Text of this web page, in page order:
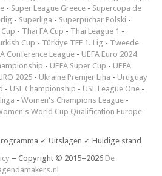
- Super League Greece - Supercopa de
- Superliga - Superpuchar Polski -
- Thai FA Cup - Thai League 1 -
Cup - Türkiye TFF 1. Lig - Tweede
Conference League - UEFA Euro 2024
- UEFA Super Cup - UEFA
2025 - Ukraine Premjer Liha - Uruguay
- USL Championship - USL League One -
- Women's Champions League -
World Cup Qualification Europe -
✓ Uitslagen ✓ Huidige stand
– Copyright © 2015–2026 De